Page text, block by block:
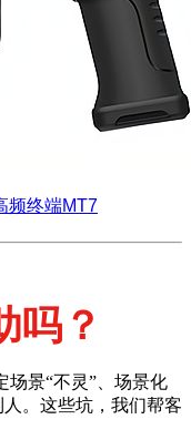
频终端MT7
吗？
场景“不灵”、场景化
。这些坑，我们帮客